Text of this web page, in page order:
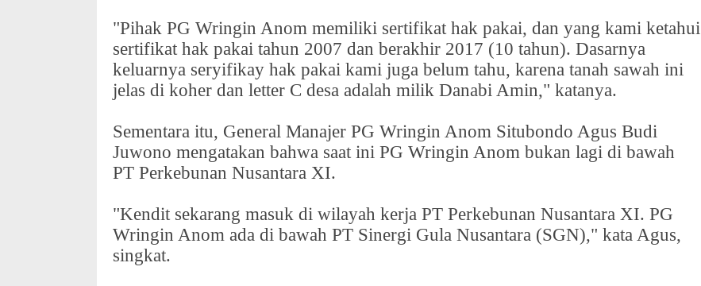
"Pihak PG Wringin Anom memiliki sertifikat hak pakai, dan yang kami ketahui
sertifikat hak pakai tahun 2007 dan berakhir 2017 (10 tahun). Dasarnya
keluarnya seryifikay hak pakai kami juga belum tahu, karena tanah sawah ini
jelas di koher dan letter C desa adalah milik Danabi Amin," katanya.
Sementara itu, General Manajer PG Wringin Anom Situbondo Agus Budi
Juwono mengatakan bahwa saat ini PG Wringin Anom bukan lagi di bawah
PT Perkebunan Nusantara XI.
"Kendit sekarang masuk di wilayah kerja PT Perkebunan Nusantara XI. PG
Wringin Anom ada di bawah PT Sinergi Gula Nusantara (SGN)," kata Agus,
singkat.